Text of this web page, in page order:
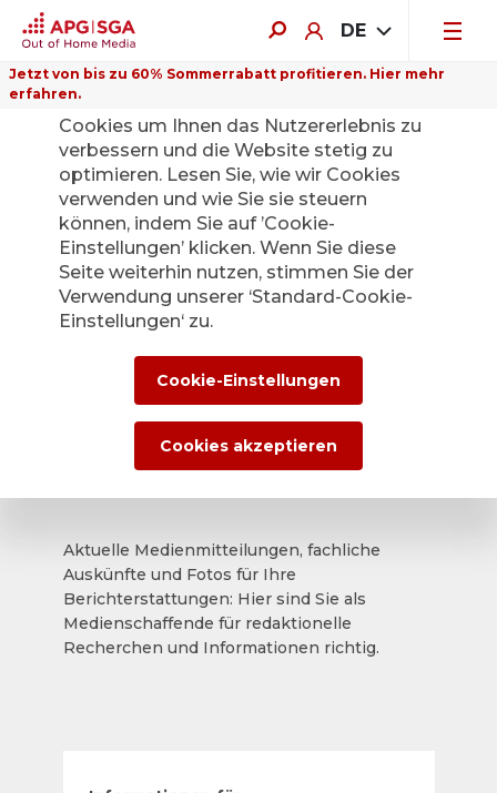
DE
Jetzt von bis zu 60% Sommerrabatt profitieren. Hier mehr
erfahren.
Zurück
Die APG|SGA
Medienstelle für
News und
Medienmitteilunge
Aktuelle Medienmitteilungen, fachliche
Auskünfte und Fotos für Ihre
Berichterstattungen: Hier sind Sie als
Medienschaffende für redaktionelle
Recherchen und Informationen richtig.
Auf dieser Website verwenden wir
Cookies um Ihnen das Nutzererlebnis zu
verbessern und die Website stetig zu
optimieren. Lesen Sie, wie wir Cookies
verwenden und wie Sie sie steuern
können, indem Sie auf ’Cookie-
Einstellungen’ klicken. Wenn Sie diese
Seite weiterhin nutzen, stimmen Sie der
Verwendung unserer ‘Standard-Cookie-
Einstellungen‘ zu.
Cookie-Einstellungen
Cookies akzeptieren